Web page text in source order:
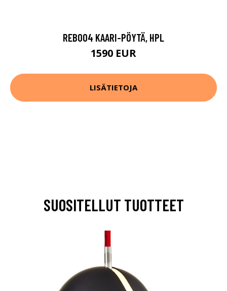
REB004 KAARI-PÖYTÄ, HPL
1590 EUR
LISÄTIETOJA
SUOSITELLUT TUOTTEET